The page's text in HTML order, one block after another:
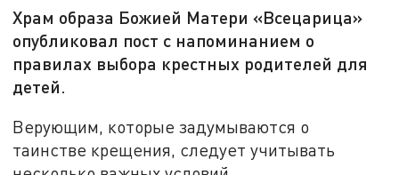
Храм образа Божией Матери «Всецарица»
опубликовал пост с напоминанием о
правилах выбора крестных родителей для
детей.
Верующим, которые задумываются о
таинстве крещения, следует учитывать